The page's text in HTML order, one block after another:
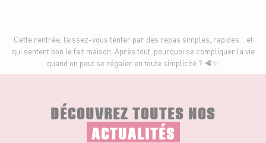
Cette rentrée, laissez-vous tenter par des repas simples, rapides… et
qui sentent bon le fait maison. Après tout, pourquoi se compliquer la vie
quand on peut se régaler en toute simplicité ? 🥩✨
DÉCOUVREZ TOUTES NOS
ACTUALITÉS